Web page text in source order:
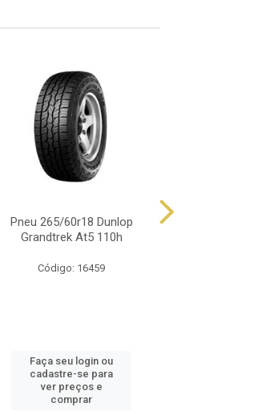
Pneu 265/60r18 Dunlop
Grandtrek At5 110h
Código: 16459
Faça seu login ou
cadastre-se para
ver preços e
comprar